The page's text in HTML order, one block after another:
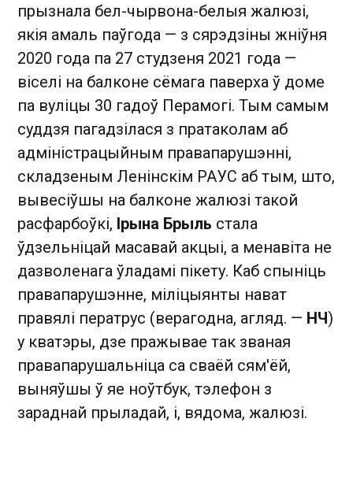
прызнала бел-чырвона-белыя жалюзі,
якія амаль паўгода — з сярэдзіны жніўня
2020 года па 27 студзеня 2021 года —
віселі на балконе сёмага паверха ў доме
па вуліцы 30 гадоў Перамогі. Тым самым
суддзя пагадзілася з пратаколам аб
адміністрацыйным правапарушэнні,
складзеным Ленінскім РАУС аб тым, што,
вывесіўшы на балконе жалюзі такой
расфарбоўкі, Ірына Брыль стала
ўдзельніцай масавай акцыі, а менавіта не
дазволенага ўладамі пікету. Каб спыніць
правапарушэнне, міліцыянты нават
правялі ператрус (верагодна, агляд. — НЧ)
у кватэры, дзе пражывае так званая
правапарушальніца са сваёй сям'ёй,
выняўшы ў яе ноўтбук, тэлефон з
зараднай прыладай, і, вядома, жалюзі.